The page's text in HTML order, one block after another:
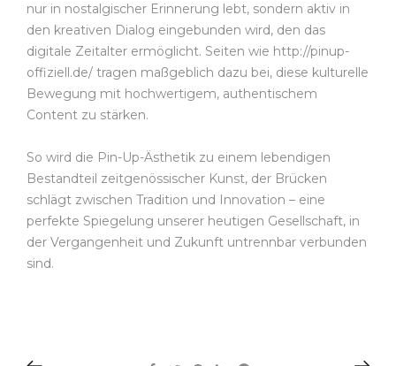
nur in nostalgischer Erinnerung lebt, sondern aktiv in
den kreativen Dialog eingebunden wird, den das
digitale Zeitalter ermöglicht. Seiten wie http://pinup-
offiziell.de/ tragen maßgeblich dazu bei, diese kulturelle
Bewegung mit hochwertigem, authentischem
Content zu stärken.
So wird die Pin-Up-Ästhetik zu einem lebendigen
Bestandteil zeitgenössischer Kunst, der Brücken
schlägt zwischen Tradition und Innovation – eine
perfekte Spiegelung unserer heutigen Gesellschaft, in
der Vergangenheit und Zukunft untrennbar verbunden
sind.